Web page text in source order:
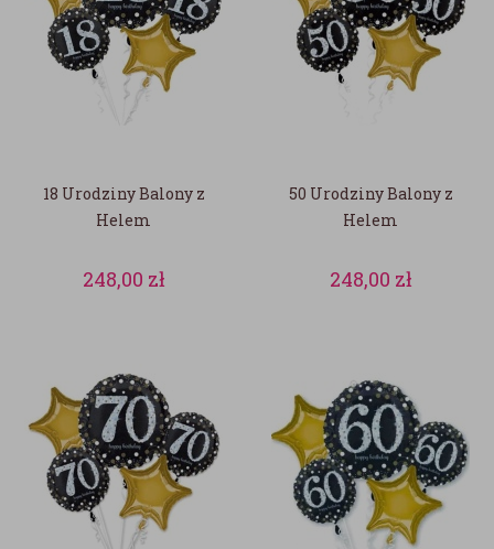
18 Urodziny Balony z
Helem
248,00 zł
50 Urodziny Balony z
Helem
248,00 zł